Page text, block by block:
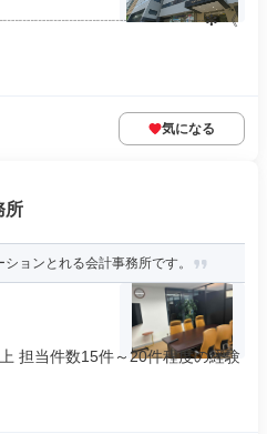
《
気になる
所
ョンとれる会計事務所です。
担当件数15件～20件程度の経験